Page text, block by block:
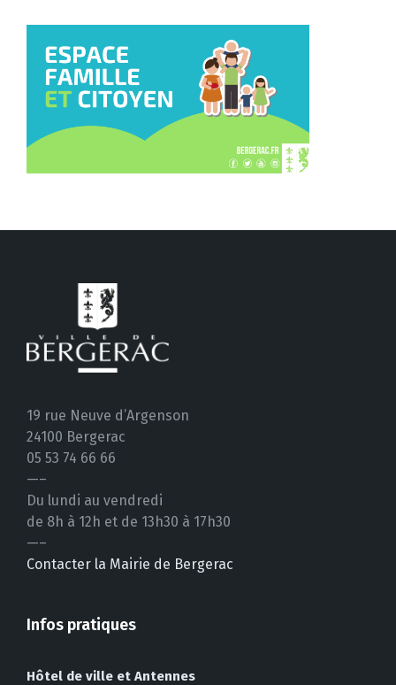
Vendredi 41°
15 août
Samedi 35° 19°
19 rue Neuve d’Argenson
24100 Bergerac
05 53 74 66 66
—–
Du lundi au vendredi
de 8h à 12h et de 13h30 à 17h30
—–
Contacter la Mairie de Bergerac
Infos pratiques
Hôtel de ville et Antennes